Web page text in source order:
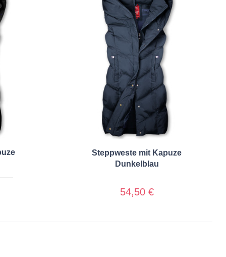
Steppweste mit Kapuze
Dunkelblau
54,50 €